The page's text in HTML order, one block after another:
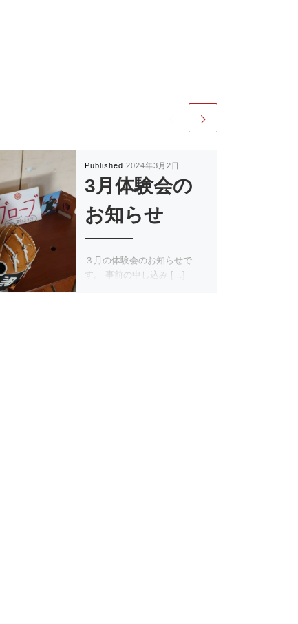
Published 2024年3月2日
3月体験会の
お知らせ
３月の体験会のお知らせで
す。 事前の申し込み […]